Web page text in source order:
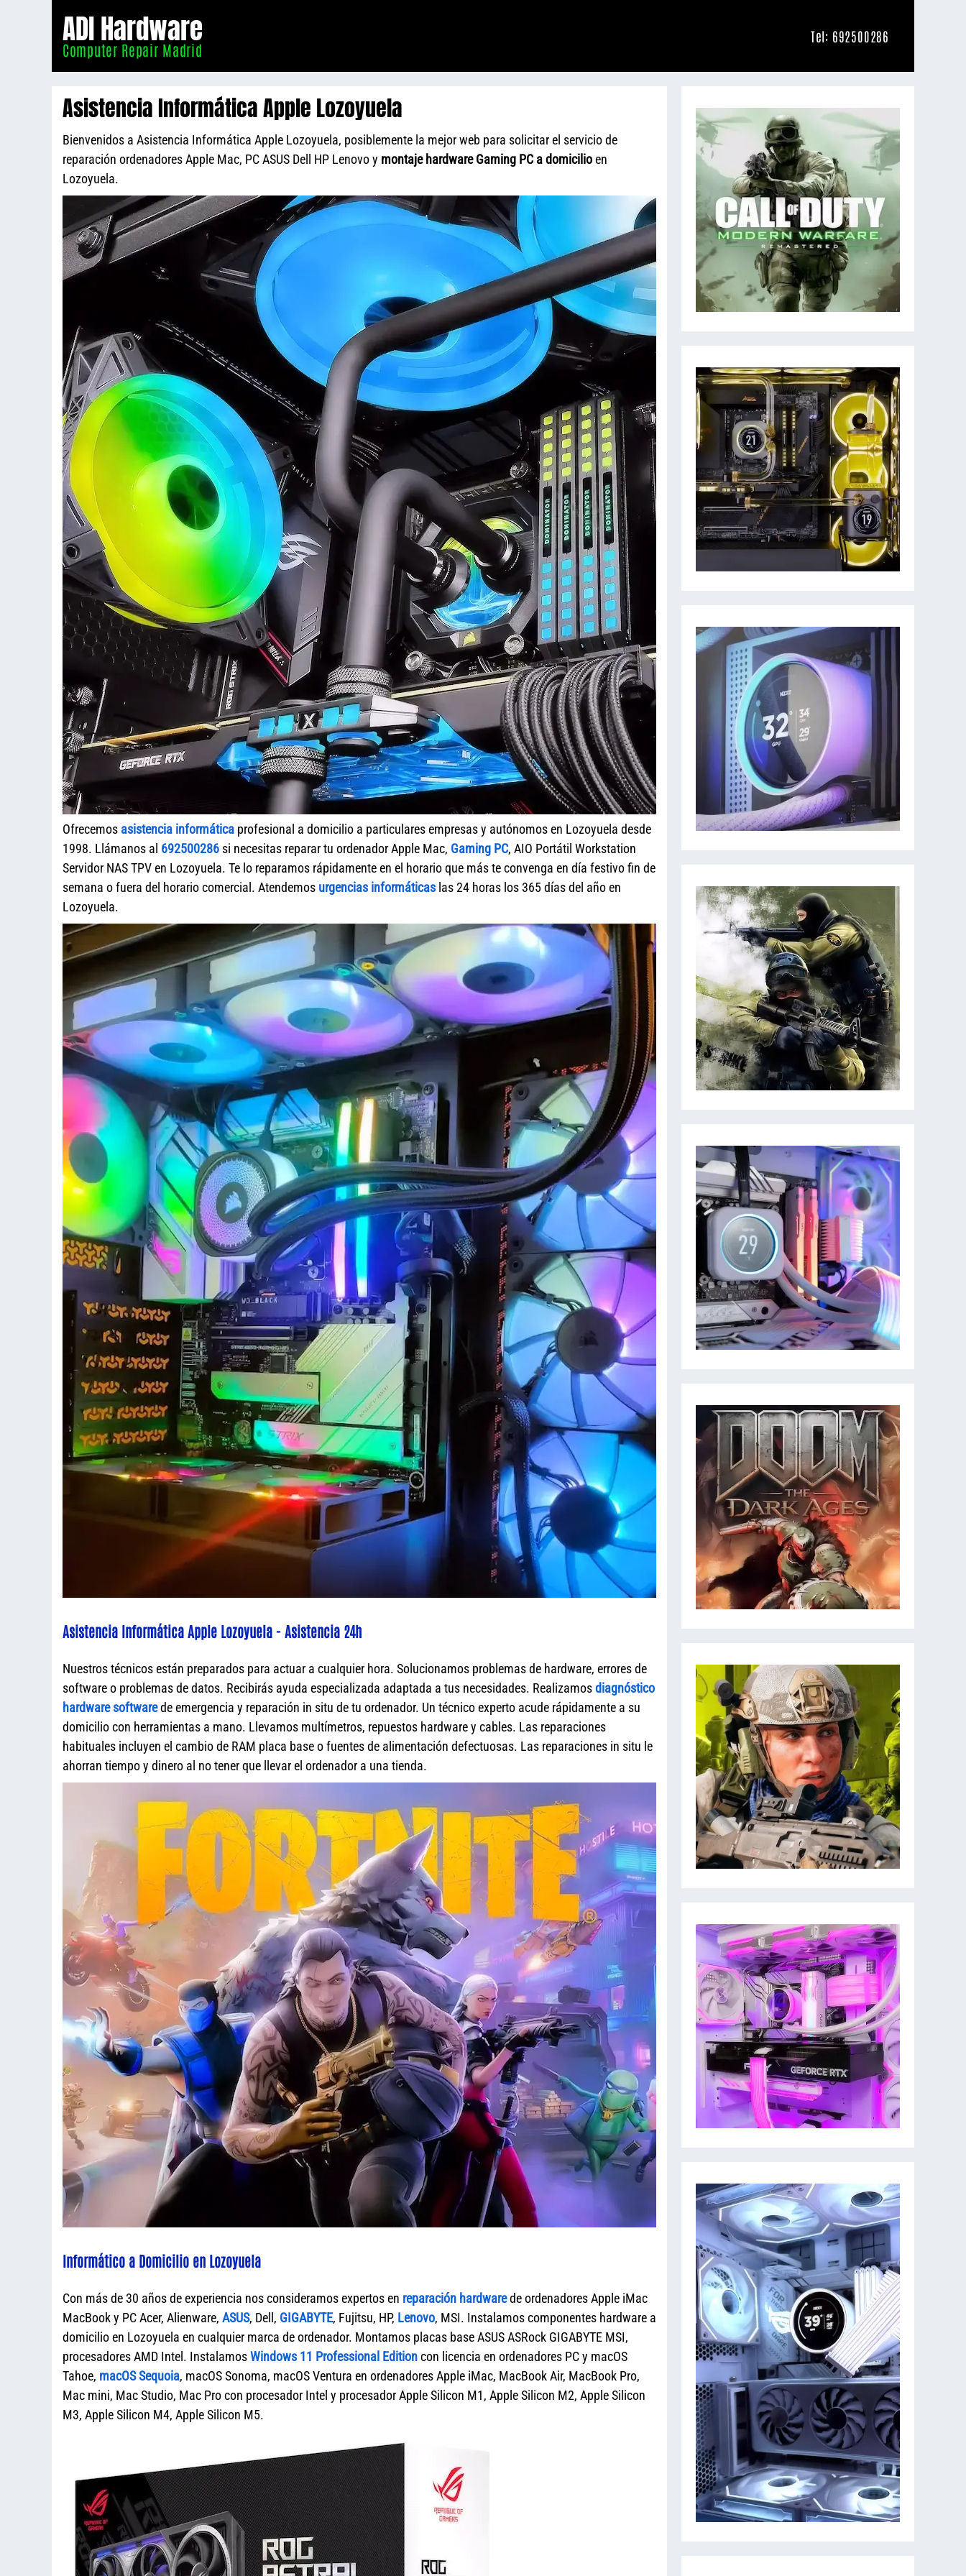
ADI Hardware
Computer Repair Madrid
Tel: 692500286
Asistencia Informática Apple Lozoyuela
Bienvenidos a Asistencia Informática Apple Lozoyuela, posiblemente la mejor web para solicitar el servicio de
reparación ordenadores Apple Mac, PC ASUS Dell HP Lenovo y montaje hardware Gaming PC a domicilioen
Lozoyuela.
Ofrecemos asistencia informática profesional a domicilio a particulares empresas y autónomos en Lozoyuela desde
1998. Llámanos al 692500286 si necesitas reparar tu ordenador Apple Mac, Gaming PC, AIO Portátil Workstation
Servidor NAS TPV en Lozoyuela. Te lo reparamos rápidamente en el horario que más te convenga en día festivo fin de
semana o fuera del horario comercial. Atendemos urgencias informáticas las 24 horas los 365 días del año en
Lozoyuela.
Asistencia Informática Apple Lozoyuela - Asistencia 24h
Nuestros técnicos están preparados para actuar a cualquier hora. Solucionamos problemas de hardware, errores de
software o problemas de datos. Recibirás ayuda especializada adaptada a tus necesidades. Realizamosdiagnóstico
hardware softwarede emergencia y reparación in situ de tu ordenador. Un técnico experto acude rápidamente a su
domicilio con herramientas a mano. Llevamos multímetros, repuestos hardware y cables. Las reparaciones
habituales incluyen el cambio de RAM placa base o fuentes de alimentación defectuosas. Las reparaciones in situ le
ahorran tiempo y dinero al no tener que llevar el ordenador a una tienda.
Informático a Domicilio en Lozoyuela
Con más de 30 años de experiencia nos consideramos expertos en reparación hardwarede ordenadores Apple iMac
MacBook y PC Acer, Alienware, ASUS, Dell, GIGABYTE, Fujitsu, HP, Lenovo, MSI. Instalamos componentes hardware a
domicilio en Lozoyuela en cualquier marca de ordenador. Montamos placas base ASUS ASRock GIGABYTE MSI,
procesadores AMD Intel. InstalamosWindows 11 Professional Editioncon licencia en ordenadores PC y macOS
Tahoe, macOS Sequoia, macOS Sonoma, macOS Ventura en ordenadores Apple iMac, MacBook Air, MacBook Pro,
Mac mini, Mac Studio, Mac Pro con procesador Intel y procesador Apple Silicon M1, Apple Silicon M2, Apple Silicon
M3, Apple Silicon M4, Apple Silicon M5.